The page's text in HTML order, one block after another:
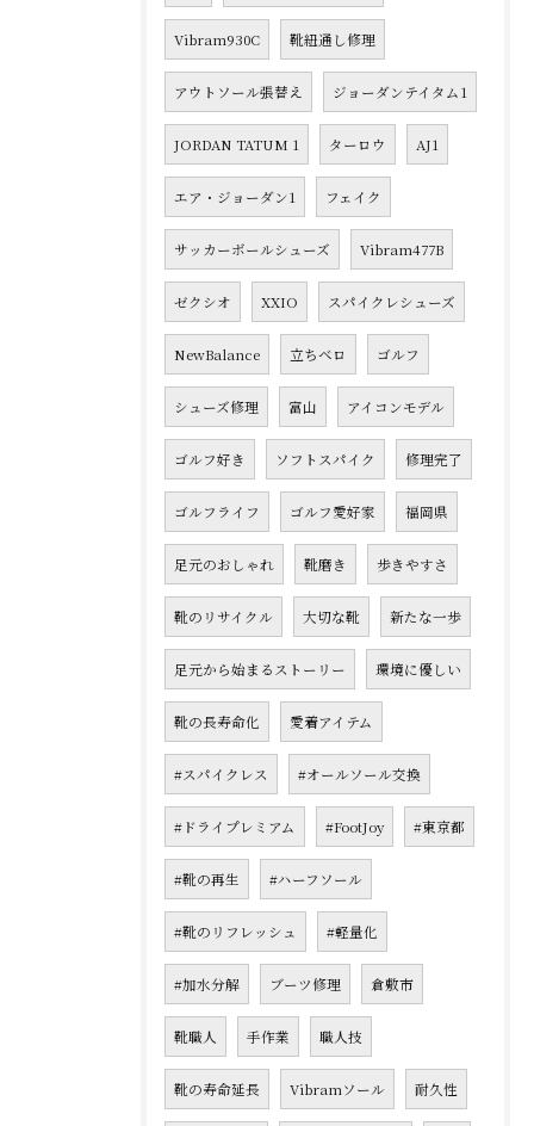
Vibram930C 靴紐通し修理
アウトソール張替え ジョーダンテイタム1
JORDAN TATUM 1 ターロウ AJ1
エア・ジョーダン1 フェイク
サッカーボールシューズ Vibram477B
ゼクシオ XXIO スパイクレシューズ
NewBalance 立ちベロ ゴルフ
シューズ修理 富山 アイコンモデル
ゴルフ好き ソフトスパイク 修理完了
ゴルフライフ ゴルフ愛好家 福岡県
足元のおしゃれ 靴磨き 歩きやすさ
靴のリサイクル 大切な靴 新たな一歩
足元から始まるストーリー 環境に優しい
靴の長寿命化 愛着アイテム
#スパイクレス #オールソール交換
#ドライプレミアム #FootJoy #東京都
#靴の再生 #ハーフソール
#靴のリフレッシュ #軽量化
#加水分解 ブーツ修理 倉敷市
靴職人 手作業 職人技
靴の寿命延長 Vibramソール 耐久性